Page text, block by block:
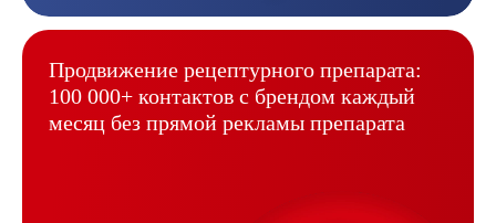
Продвижение рецептурного препарата:
100 000+ контактов с брендом каждый
месяц без прямой рекламы препарата